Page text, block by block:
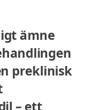
ämne
preklinisk
– ett